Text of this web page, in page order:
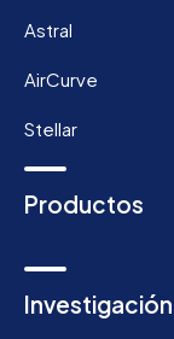
Astral
AirCurve
Stellar
Productos